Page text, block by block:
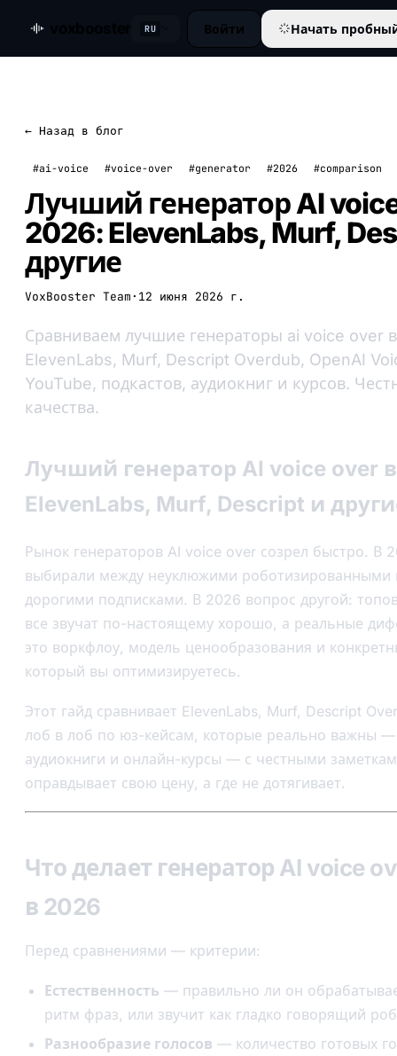
RU Войти Начать
← Назад в блог
#ai-voice #voice-over #generator #2026 #comparison
Лучший генератор AI
2026: ElevenLabs, Murf,
другие
VoxBooster Team · 12 июня 2026 г.
Сравниваем лучшие генераторы ai voice over
ElevenLabs, Murf, Descript Overdub, OpenAI
YouTube, подкастов, аудиокниг и курсов.
качества.
Лучший генератор AI voice over
ElevenLabs, Murf, Descript и
Рынок генераторов AI voice over созрел быстро. В
выбирали между неуклюжими роботизированными
дорогими подписками. В 2026 вопрос другой:
все звучат по-настоящему хорошо, а реальные
это воркфлоу, модель ценообразования и
который вы оптимизируетесь.
Этот гайд сравнивает ElevenLabs, Murf, Descript
лоб в лоб по юз-кейсам, которые реально важны —
аудиокниги и онлайн-курсы — с честными
оправдывает свою цену, а где не дотягивает.
Что делает генератор AI voice
в 2026
Перед сравнениями — критерии:
Естественность — правильно ли он
ритм фраз, или звучит как гладко говорящий
Разнообразие голосов — количество готовых